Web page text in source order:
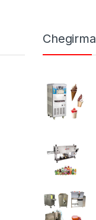
Chegirma